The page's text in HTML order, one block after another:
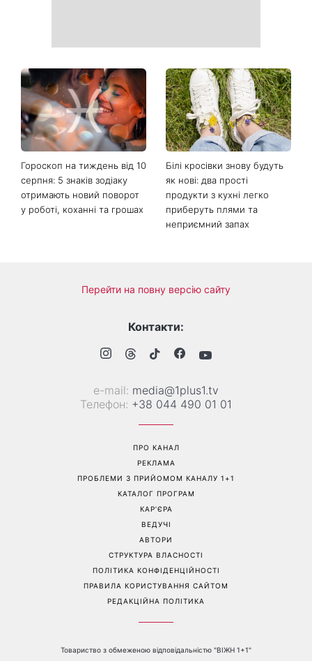
Гороскоп на тиждень від 10
серпня: 5 знаків зодіаку
отримають новий поворот
у роботі, коханні та грошах
Білі кросівки знову будуть
як нові: два прості
продукти з кухні легко
приберуть плями та
неприємний запах
Перейти на повну версію сайту
Контакти:
е-mail: media@1plus1.tv
Телефон: +38 044 490 01 01
ПРО КАНАЛ
РЕКЛАМА
ПРОБЛЕМИ З ПРИЙОМОМ КАНАЛУ 1+1
КАТАЛОГ ПРОГРАМ
КАР’ЄРА
ВЕДУЧІ
АВТОРИ
СТРУКТУРА ВЛАСНОСТІ
ПОЛІТИКА КОНФІДЕНЦІЙНОСТІ
ПРАВИЛА КОРИСТУВАННЯ САЙТОМ
РЕДАКЦІЙНА ПОЛІТИКА
Товариство з обмеженою відповідальністю "ВІЖН 1+1"